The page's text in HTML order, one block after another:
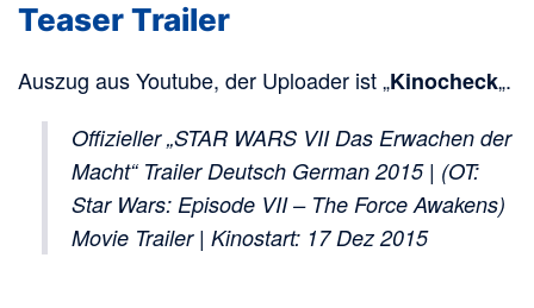
Teaser Trailer
Auszug aus Youtube, der Uploader ist „Kinocheck„.
Offizieller „STAR WARS VII Das Erwachen der
Macht“ Trailer Deutsch German 2015 | (OT:
Star Wars: Episode VII – The Force Awakens)
Movie Trailer | Kinostart: 17 Dez 2015